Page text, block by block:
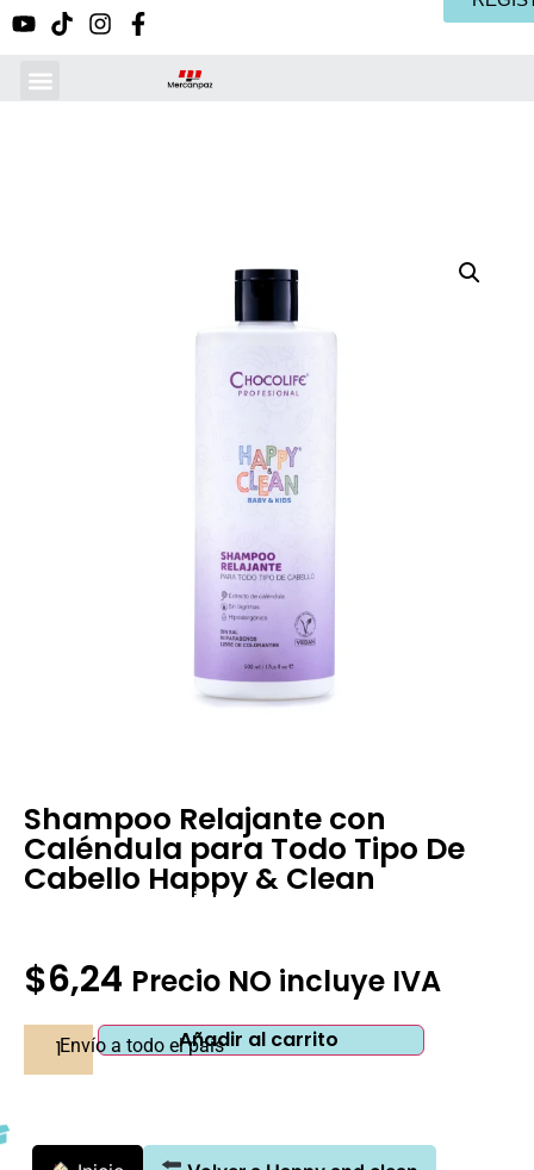
Shampoo Relajante con
Caléndula para Todo Tipo De
Cabello Happy & Clean
Pedir Información Adicional
$6,24 Precio NO incluye IVA
Añadir al carrito
Envío a todo el país